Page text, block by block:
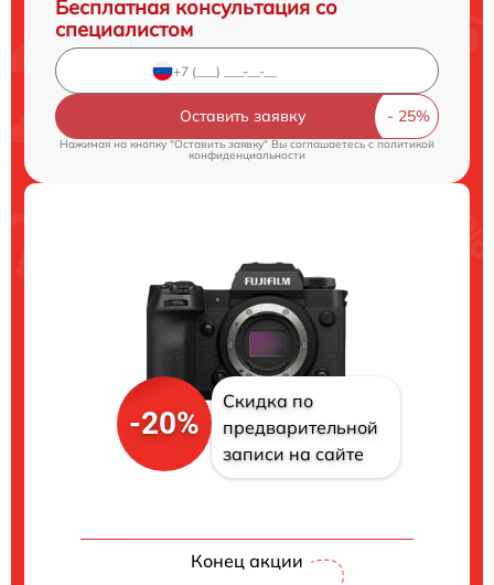
Бесплатная консультация со
специалистом
Оставить заявку
Нажимая на кнопку "Оставить заявку" Вы соглашаетесь c политикой
конфиденциальности
-20%
Скидка по
предварительной
записи на сайте
Конец акции